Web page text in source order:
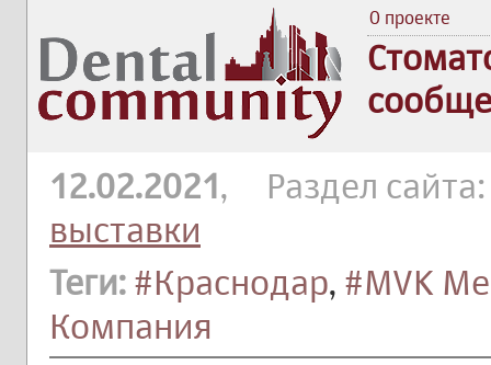
О проекте
12.02.2021, Раздел
выставки
Теги: #Краснодар, #MVK
Компания